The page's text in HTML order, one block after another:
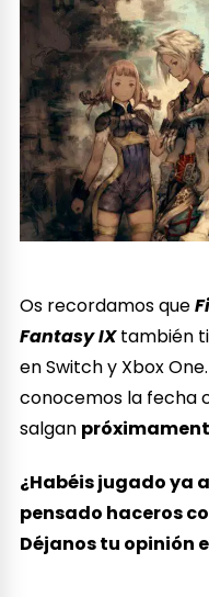
Os recordamos que
Fantasy IXtambién
en Switch y Xbox
conocemos la fecha
salgan
¿Habéis jugado ya
pensado haceros
Déjanos tu opinión